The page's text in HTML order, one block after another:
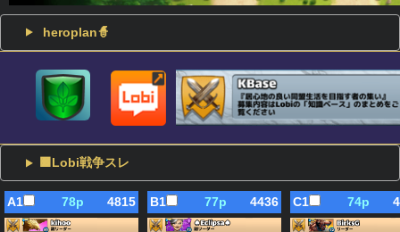
heroplan🧙
🟧Lobi戦争スレ
A1 78p 4815 B1 77p 4436 C1 74p